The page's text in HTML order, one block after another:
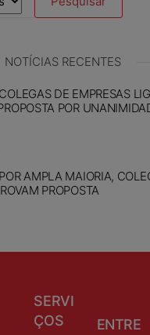
NOTÍCIAS RECENTES
DE EMPRESAS
POR
AMPLA MAIORIA,
PROPOSTA
SERVI
ÇOS
ENTRE